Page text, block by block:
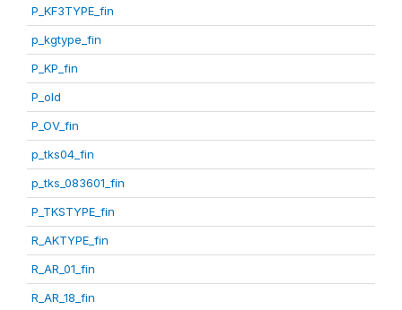
P_KF3TYPE_fin
p_kgtype_fin
P_KP_fin
P_old
P_OV_fin
p_tks04_fin
p_tks_083601_fin
P_TKSTYPE_fin
R_AKTYPE_fin
R_AR_01_fin
R_AR_18_fin